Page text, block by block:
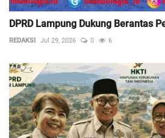
DPRD Lampung Dukung Berantas
REDAKSI Jul 29, 2026 0 6